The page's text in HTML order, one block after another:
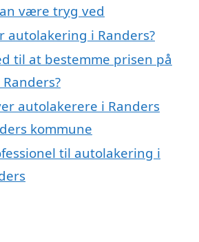
være tryg ved
autolakering i Randers?
til at bestemme prisen på
autolakerere i Randers
kommune
til autolakering i